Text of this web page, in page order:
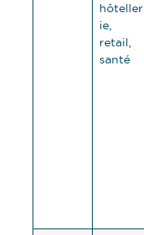
hôteller
ie,
retail,
santé